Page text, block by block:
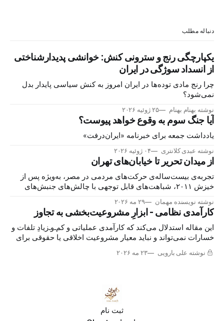
دنباله مطلب
یکپارچگی رنج و سترونی کنش: خوانشی پدیدارشناختی
از انسداد سوژگی در ایران
چرا رنج مادی توده‌ها در ایران امروز به کنش سیاسی پایدار بدل
نمی‌شود؟
نوشته بهنام بهنام ۲۵ ژوئیه ۲۰۲۶
آیا جنگ سوم به وقوع خواهد پیوست؟
یادداشت جمعه برای خبرنامه «ایران‌درفت»
نوشته عبدی کلانتری ۰۴ ژوئیه ۲۰۲۶
از میدان تحریر تا خیابان‌های تهران
تجربه‌ی بیست‌ساله‌ی حرکت‌های مردمی در مصر، به‌ویژه پس از
خیزش ۲۰۱۱، شباهت‌های قابل توجهی با چالش‌های جنبش‌های
برای آینده‌ی ایران باشد.
نوشته نویسنده مهمان ۲۹ مه ۲۰۲۶
کارآمدی نظامی - ابزارِ مشروعیت‌بخشی به تجاوز
این مقاله استدلال می‌کند که کارآمدی عملیاتی و کم‌ـ‌وـ‌زیادِ تلفات و
خسارات نمی‌تواند و نباید معیار مشروعیت اخلاقی یا حقوقی برای
تهاجم نظامی به قصد تغییر یک حکومت باشد.
نوشته علی بارویی ۲۳ مه ۲۰۲۶
ثبت نام